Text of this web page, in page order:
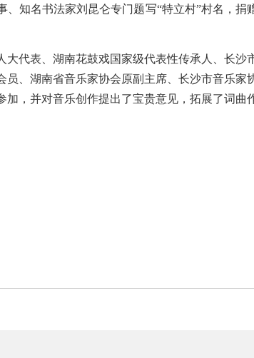
知名书法家刘昆仑专门题写“特立村”村名，捐
代表、湖南花鼓戏国家级代表性传承人、长沙
、湖南省音乐家协会原副主席、长沙市音乐家
，并对音乐创作提出了宝贵意见，拓展了词曲